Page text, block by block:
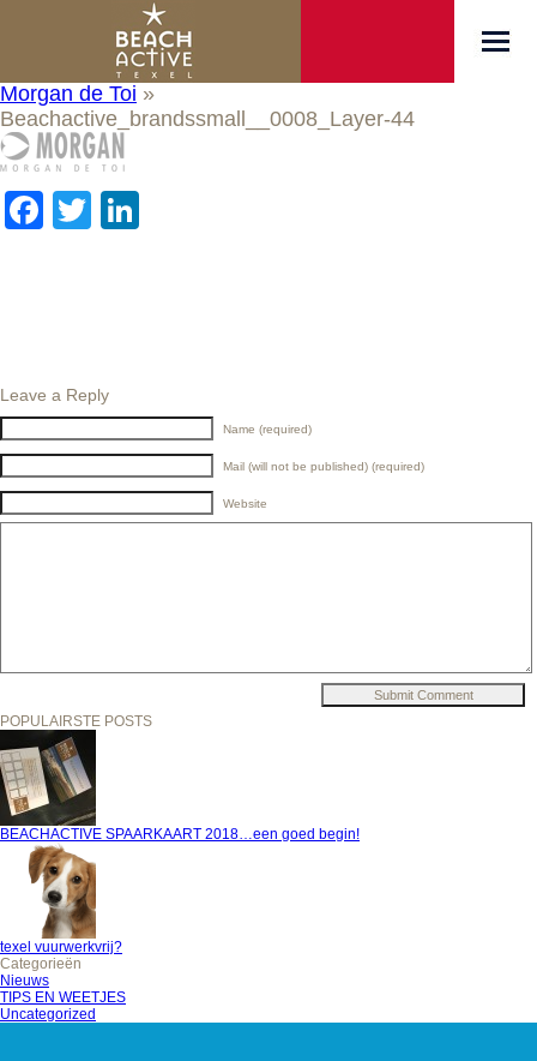
Morgan de Toi »
Beachactive_brandssmall__0008_Layer-44
FacebookTwitter
Leave a Reply
Name (required)
Mail (will not be published) (required)
Website
POPULAIRSTE POSTS
BEACHACTIVE SPAARKAART 2018…een goed begin!
texel vuurwerkvrij?
Categorieën
Nieuws
TIPS EN WEETJES
Uncategorized